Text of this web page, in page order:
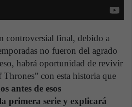
controversial final, debido a
no fueron del agrado
habrá oportunidad de revivir
con esta historia que
antes de esos
primera serie y explicará